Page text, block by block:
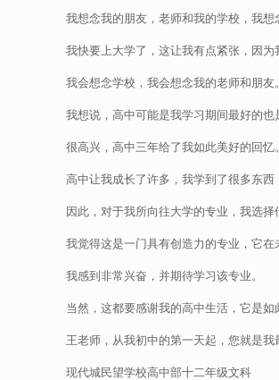
我想念我的朋友，老师和我的学校，我想
我快要上大学了，这让我有点紧张，因为
我会想念学校，我会想念我的老师和朋友。
我想说，高中可能是我学习期间最好的也
很高兴，高中三年给了我如此美好的回忆。
高中让我成长了许多，我学到了很多东
因此，对于我所向往大学的专业，我选择
我觉得这是一门具有创造力的专业，它在
我感到非常兴奋，并期待学习该专业。
当然，这都要感谢我的高中生活，它是如
王老师，从我初中的第一天起，您就是我
现代城民望学校高中部十